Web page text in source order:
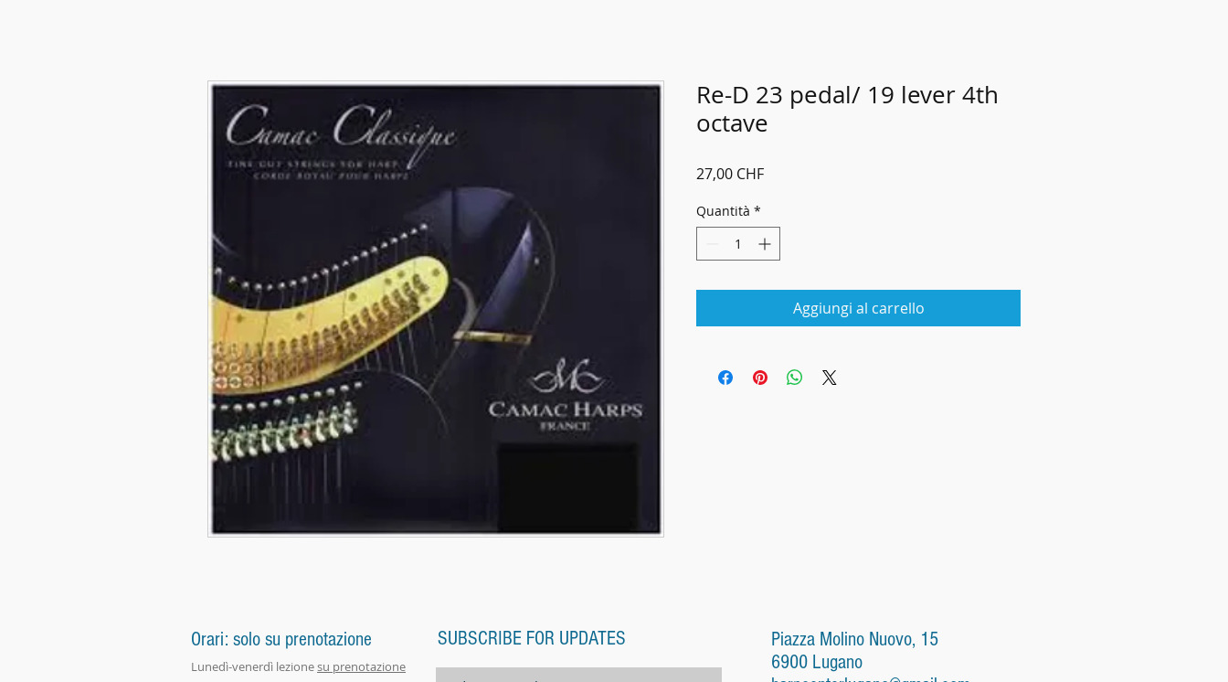
Re-D 23 pedal/ 19 lever 4th
octave
27,00 CHFPrezzo
Quantità *
Aggiungi al carrello
Orari: solo su prenotazione
Lunedì-venerdì lezionesu prenotazione
SUBSCRIBE FOR UPDATES
Piazza Molino Nuovo, 15
6900 Lugano